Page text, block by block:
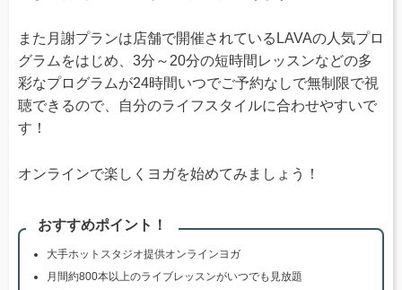
また月謝プランは店舗で開催されているLAVAの人気プロ
グラムをはじめ、3分～20分の短時間レッスンなどの多
彩なプログラムが24時間いつでご予約なしで無制限で視
聴できるので、自分のライフスタイルに合わせやすいで
す！
オンラインで楽しくヨガを始めてみましょう！
おすすめポイント！
大手ホットスタジオ提供オンラインヨガ
月間約800本以上のライブレッスンがいつでも見放題